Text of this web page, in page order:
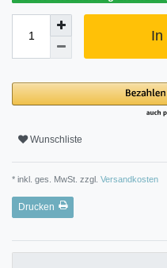
In
Wunschliste
* inkl. ges. MwSt. zzgl. Versandkosten
Drucken